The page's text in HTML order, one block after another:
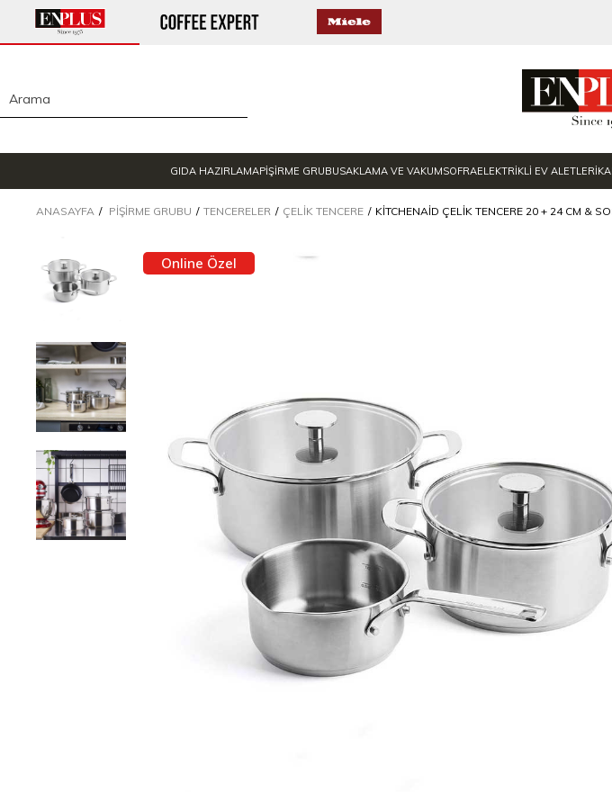
GIDA HAZIRLAMAPİŞİRME GRUBUSAKLAMA VE VAKUMSOFRAELEKTRİKLİ EV ALETLERİ
ANASAYFA PIŞIRME GRUBU TENCERELER ÇELIK TENCERE KITCHENAID ÇELIK TENCERE 20 + 24 CM &
Online Özel